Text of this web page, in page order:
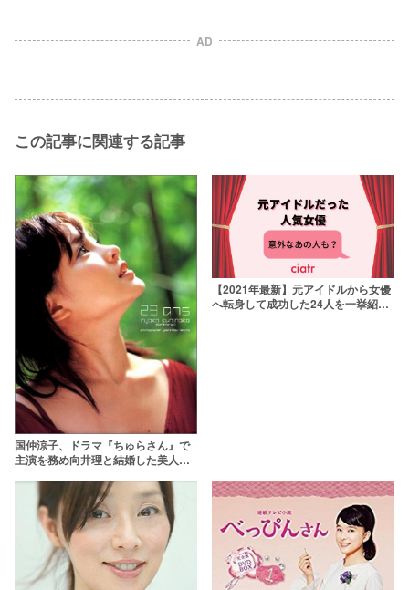
AD
この記事に関連する記事
国仲涼子、ドラマ『ちゅらさん』で
主演を務め向井理と結婚した美人女
【2021年最新】元アイドルから女優
へ転身して成功した24人を一挙紹